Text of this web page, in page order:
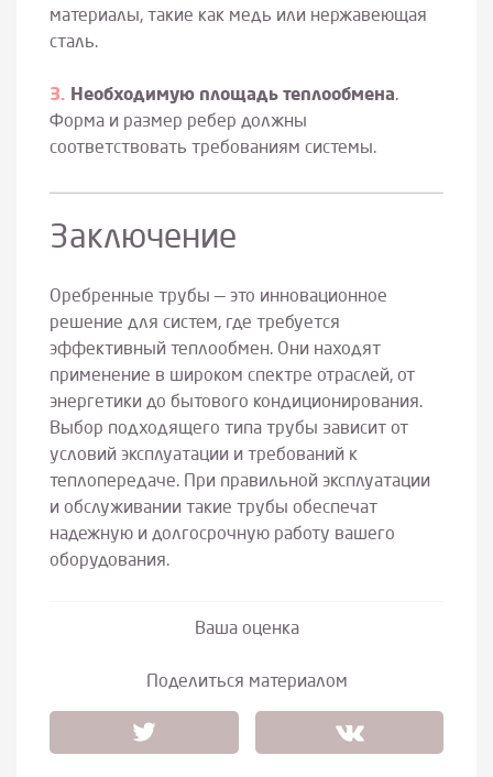
материалы, такие как медь или нержавеющая
сталь.
Необходимую площадь теплообмена.
Форма и размер ребер должны
соответствовать требованиям системы.
Заключение
Оребренные трубы — это инновационное
решение для систем, где требуется
эффективный теплообмен. Они находят
применение в широком спектре отраслей, от
энергетики до бытового кондиционирования.
Выбор подходящего типа трубы зависит от
условий эксплуатации и требований к
теплопередаче. При правильной эксплуатации
и обслуживании такие трубы обеспечат
надежную и долгосрочную работу вашего
оборудования.
Ваша оценка
Поделиться материалом